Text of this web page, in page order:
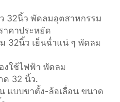
32นิ้ว พัดลมอุตสาหกรรม
าคาประหยัด
32นิ้ว เย็นฉ่ำแน่ ๆ พัดลม
งใช้ไฟฟ้า พัดลม
32 นิ้ว.
แบบขาตั้ง-ล้อเลื่อน ขนาด